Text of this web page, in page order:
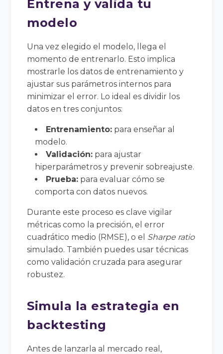
Entrena y valida tu
modelo
Una vez elegido el modelo, llega el
momento de entrenarlo. Esto implica
mostrarle los datos de entrenamiento y
ajustar sus parámetros internos para
minimizar el error. Lo ideal es dividir los
datos en tres conjuntos:
Entrenamiento: para enseñar al
modelo.
Validación: para ajustar
hiperparámetros y prevenir sobreajuste.
Prueba: para evaluar cómo se
comporta con datos nuevos.
Durante este proceso es clave vigilar
métricas como la precisión, el error
cuadrático medio (RMSE), o el Sharpe ratio
simulado. También puedes usar técnicas
como validación cruzada para asegurar
robustez.
Simula la estrategia en
backtesting
Antes de lanzarla al mercado real,